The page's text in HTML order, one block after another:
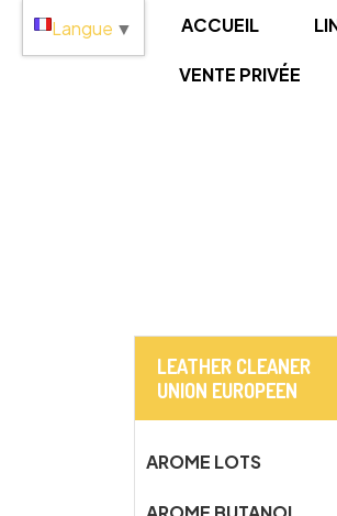
ACCUEIL
VENTE PRIVÉE
LEATHER CLEANER
UNION EUROPEEN
AROME LOTS
Langue ▼